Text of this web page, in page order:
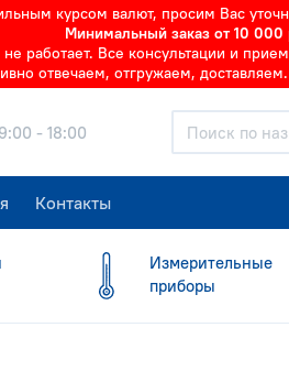
курсом валют, просим Вас
Минимальный заказ от 10 000
Все консультации и
отвечаем, отгружаем,
- 18:00
Контакты
Измерительные
приборы